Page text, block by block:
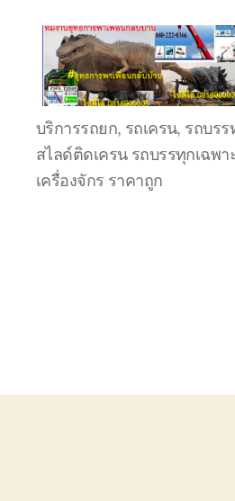
ชลบุรี
รถ
เครน
ยก
ของ
บริการรถยก, รถเครน, รถบร
สไลด์ติดเครน รถบรรทุกเฉพา
เครื่องจักร ราคาถูก